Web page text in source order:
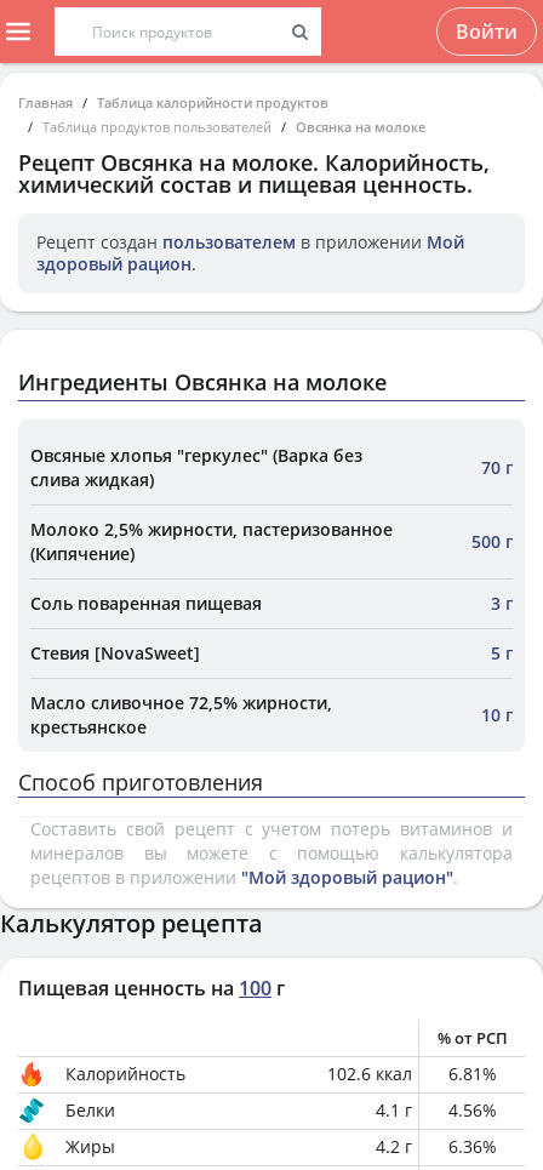
Войти
Главная
Таблица калорийности продуктов
Таблица продуктов пользователей
Овсянка на молоке
Рецепт Овсянка на молоке. Калорийность,
химический состав и пищевая ценность.
Рецепт создан пользователем в приложении Мой
здоровый рацион.
Ингредиенты Овсянка на молоке
Овсяные хлопья "геркулес" (Варка без
слива жидкая)
70 г
Молоко 2,5% жирности, пастеризованное
(Кипячение)
500 г
Соль поваренная пищевая 3 г
Стевия [NovaSweet] 5 г
Масло сливочное 72,5% жирности,
крестьянское
10 г
Способ приготовления
Составить свой рецепт с учетом потерь витаминов и
минералов вы можете с помощью калькулятора
рецептов в приложении "Мой здоровый рацион".
Калькулятор рецепта
Пищевая ценность на 100 г
% от РСП
Калорийность 102.6 ккал 6.81%
Белки
4.1 г 4.56%
Жиры
4.2 г 6.36%